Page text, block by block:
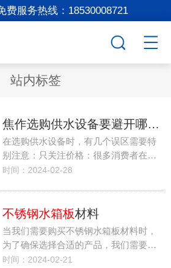
费服务热线： 18530008721
站内标签
焦作选购供水设备要避开哪些误区
在选购供水设备时，有几个误区需要特
别注意：只关注价格：很多消费者在…
时间：2024-02-28
不锈钢水箱板材料
当我们需要购买不锈钢水箱板材料时，
为了确保选择合适的产品，我们需要…
时间：2024-02-21